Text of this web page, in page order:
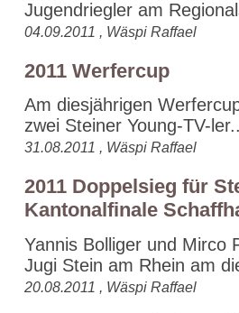
Jugendriegler am
04.09.2011 , Wäspi Raffael
2011 Werfercup
Am diesjährigen
zwei Steiner Young-TV-
31.08.2011 , Wäspi Raffael
2011 Doppelsieg für
Kantonalfinale
Yannis Bolliger und Mirco
Jugi Stein am Rhein am
20.08.2011 , Wäspi Raffael